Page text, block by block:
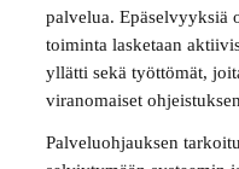
palvelua. Epäselvyyksiä
toiminta lasketaan
yllätti sekä työttömät,
viranomaiset
Palveluohjauksen